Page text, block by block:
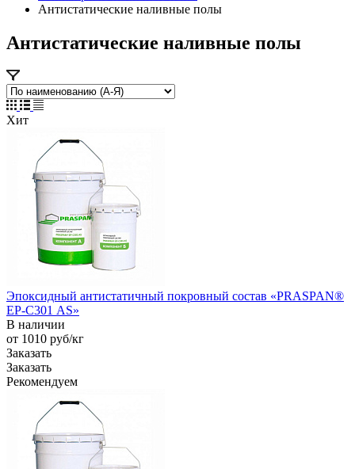
Антистатические наливные полы
Антистатические наливные полы
Хит
Эпоксидный антистатичный покровный состав «PRASPAN®
EP-С301 AS»
В наличии
от 1010 руб/кг
Заказать
Заказать
Рекомендуем